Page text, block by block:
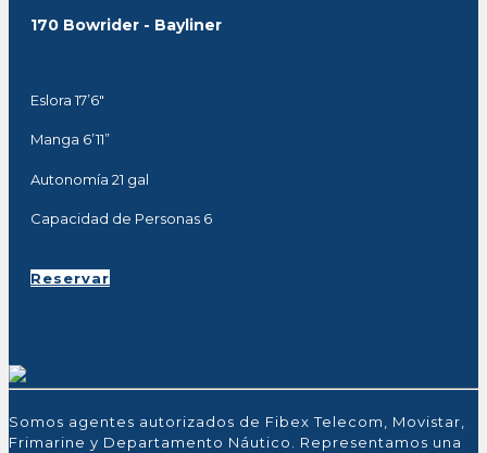
170 Bowrider - Bayliner
Eslora 17’6″
Manga 6’11”
Autonomía 21 gal
Capacidad de Personas 6
Reservar
Somos agentes autorizados de Fibex Telecom, Movistar,
Frimarine y Departamento Náutico. Representamos una